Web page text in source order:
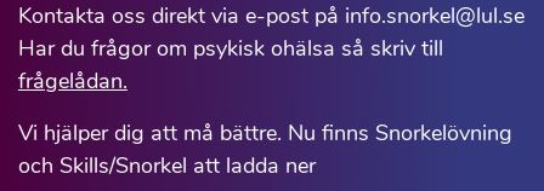
Kontakta oss direkt via e-post på info.snorkel@lul.se
Har du frågor om psykisk ohälsa så skriv till
frågelådan.
Vi hjälper dig att må bättre. Nu finns Snorkelövning
och Skills/Snorkel att ladda ner